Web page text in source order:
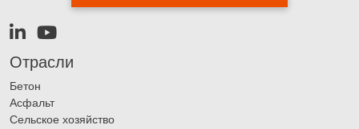
Отрасли
Бетон
Асфальт
Сельское хозяйство